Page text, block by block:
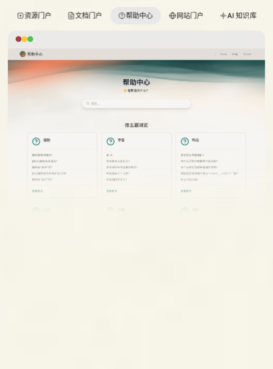
资源门户 文档门户 帮助中心 网站门户 AI 知识库